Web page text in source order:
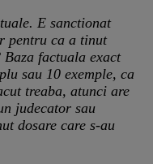
E sanctionat
pentru ca a tinut
factuala exact
sau 10 exemple, ca
treaba, atunci are
judecator sau
dosare care s-au